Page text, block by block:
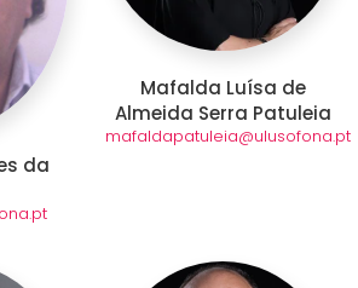
da
Mafalda Luísa de
Almeida Serra Patuleia
mafaldapatuleia@ulusofona.pt